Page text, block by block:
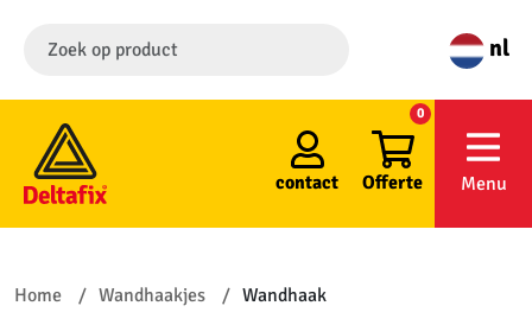
nl
contact Offerte
0
Menu
Home Wandhaakjes Wandhaak